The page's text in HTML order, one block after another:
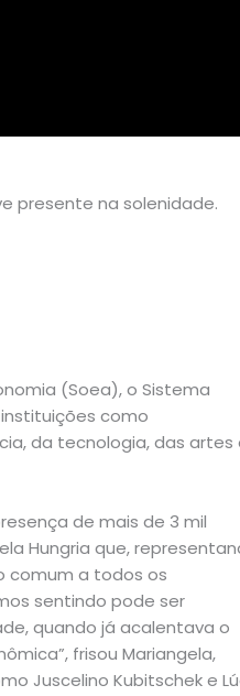
presente na solenidade.
(Soea), o Sistema
como
da tecnologia, das artes
de mais de 3 mil
Hungria que,
comum a todos os
sentindo pode ser
quando já acalentava o
frisou Mariangela,
Juscelino Kubitschek e